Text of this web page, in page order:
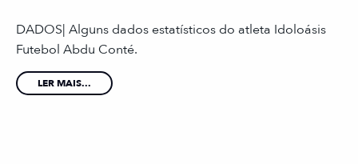
DADOS| Alguns dados estatísticos do atleta Idoloásis
Futebol Abdu Conté.
LER MAIS...